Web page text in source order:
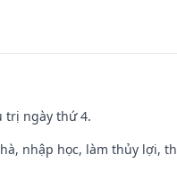
trị ngày thứ 4.
nhập học, làm thủy lợi,